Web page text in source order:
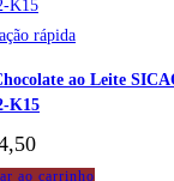
rápida
ao Leite
K15
ao carrinho